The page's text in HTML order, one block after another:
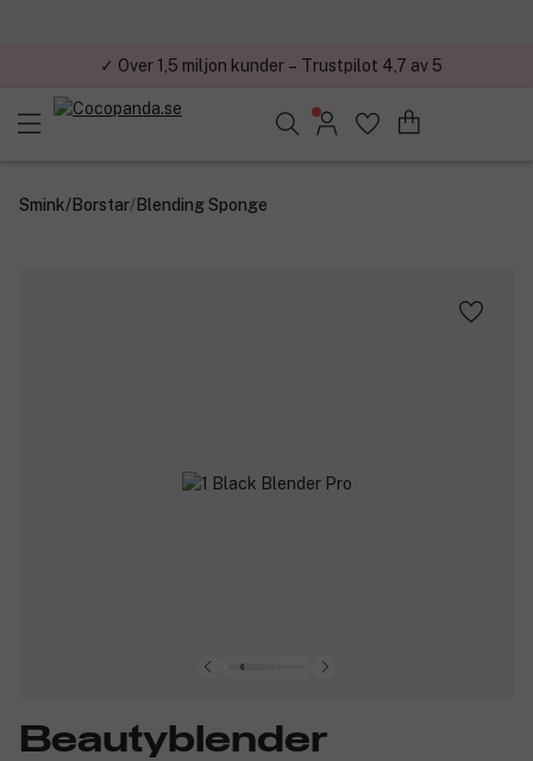
✓ Över 1,5 miljon kunder – Trustpilot 4,7 av 5
Smink/Borstar/Blending Sponge
Beautyblender